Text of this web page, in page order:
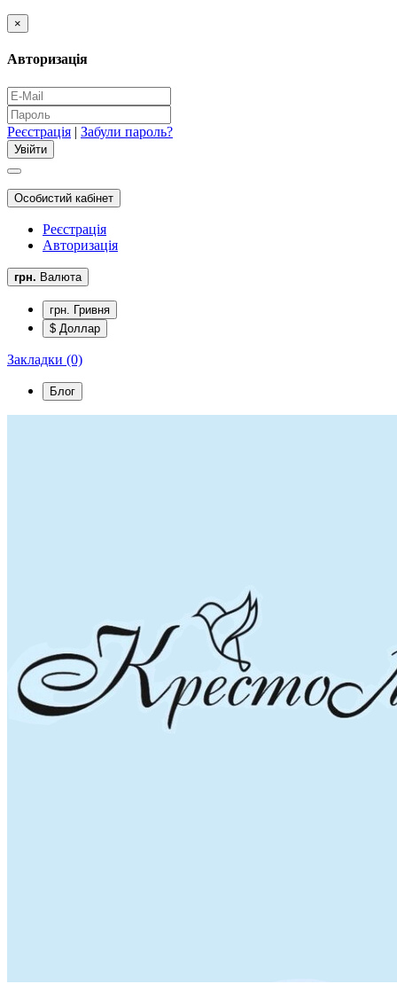
×
Авторизація
Реєстрація | Забули пароль?
Особистий кабінет
Реєстрація
Авторизація
грн. Валюта
грн. Гривня
$ Доллар
Закладки (0)
Блог